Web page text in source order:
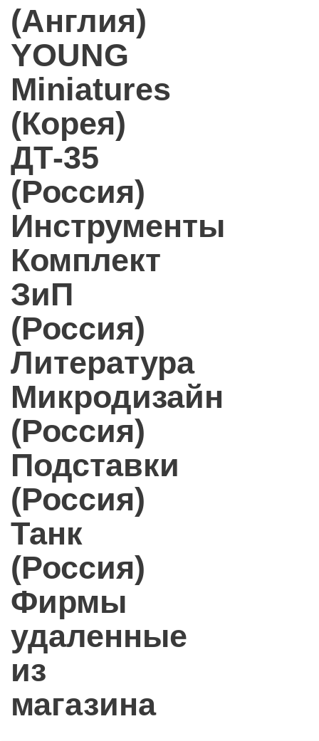
(Англия)
YOUNG
Miniatures
(Корея)
ДТ-35
(Россия)
Инструменты
Комплект
ЗиП
(Россия)
Литература
Микродизайн
(Россия)
Подставки
(Россия)
Танк
(Россия)
Фирмы
удаленные
из
магазина